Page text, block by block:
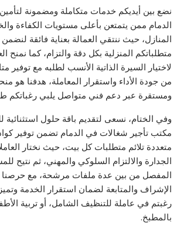
نضع بين أيديكم خدمات متكاملة ومضمونة
الدمام ممن يتمتعن بأعلى مستويات الكفاءة
المنازل، حيث ننتقي العمالة بعناية فائقة لنضمن
متطلباتكم المنزلية بكل دقة والتزام، كما نمنح
لاختيار السيرة الذاتية الأنسب لطلبه مع توفير
من جودة الأداء واستقرار المعاملة، هدفنا هو
ومستقرة عبر دعم فني متواصل يلبي رغباتكم
وفي الختام، نسعى لتقديم باقة حلول
مكتب تأجير شغالات في الدمام تضمن توفير
متعددة تلائم متطلبات كل بيت، حيث نختار
الجدارة والالتزام السلوكي والمهني، ثم نتيح
المفصل من بين عدة ملفات مرشحة، مع حرصنا
الإشراف والمتابعة لضمان استقرار الخدمة
رغبتم في عاملة للتنظيف الشامل، أو تربية
بالمطبخ.